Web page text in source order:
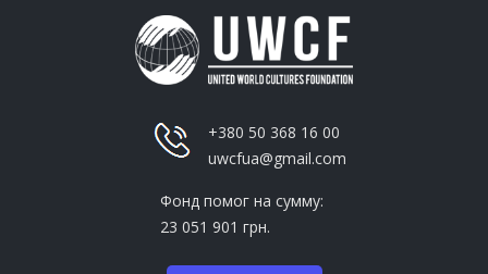
+380 50 368 16 00
uwcfua@gmail.com
Фонд помог на сумму:
23 051 901 грн.